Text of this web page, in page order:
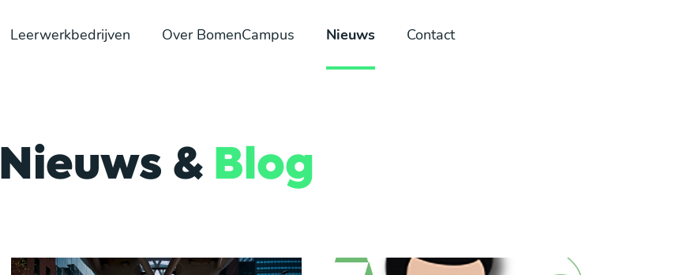
Leerwerkbedrijven Over BomenCampus Nieuws Contact
Nieuws & Blog